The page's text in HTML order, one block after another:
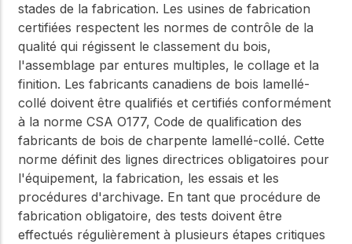
stades de la fabrication. Les usines de fabrication
certifiées respectent les normes de contrôle de la
qualité qui régissent le classement du bois,
l'assemblage par entures multiples, le collage et la
finition. Les fabricants canadiens de bois lamellé-
collé doivent être qualifiés et certifiés conformément
à la norme CSA O177, Code de qualification des
fabricants de bois de charpente lamellé-collé. Cette
norme définit des lignes directrices obligatoires pour
l'équipement, la fabrication, les essais et les
procédures d'archivage. En tant que procédure de
fabrication obligatoire, des tests doivent être
effectués régulièrement à plusieurs étapes critiques